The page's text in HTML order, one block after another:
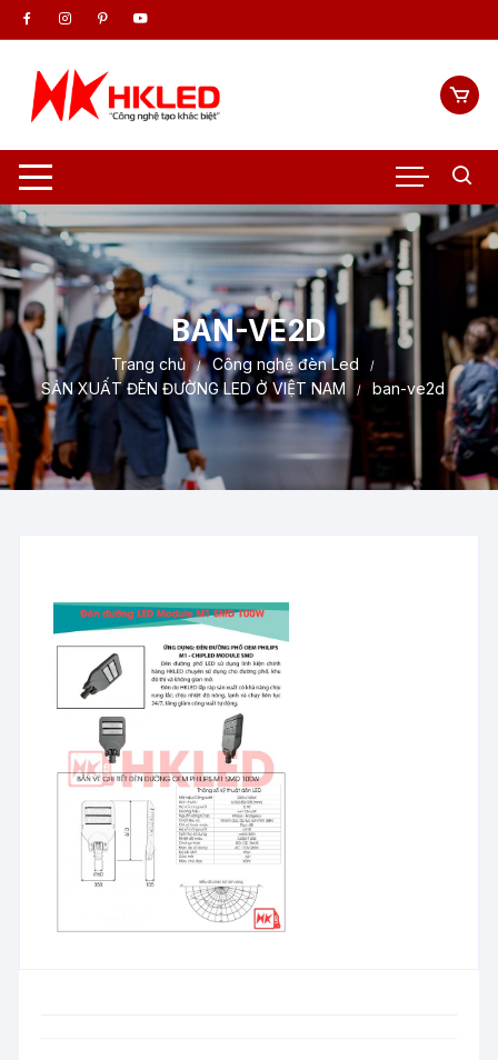
Chuyển
tới
dung
BAN-VE2D
Trang chủ
Công nghệ đèn Led
SẢN XUẤT ĐÈN ĐƯỜNG LED Ở VIỆT NAM
ban-ve2d